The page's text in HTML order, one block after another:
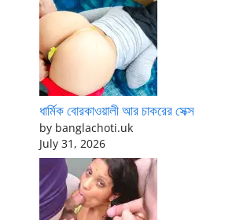
ধার্মিক বোরকাওয়ালী আর চাকরের সেক্স
by banglachoti.uk
July 31, 2026